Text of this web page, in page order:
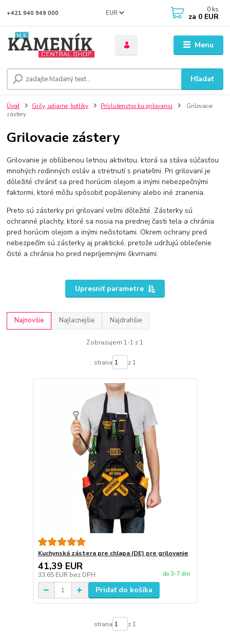
Menu
EUR
Hľadať
+421 940 949 000 0 ks
za 0 EUR
Úvod Grily, udiarne, kotlíky Príslušenstvo ku grilovaniu
Grilovacie
zástery
Grilovacie zástery
Grilovanie je obľúbenou letnou aktivitou, ktorá sa stáva súčasťou
mnohých rodinných osláv a stretnutí s priateľmi. Pri grilovaní je
dôležité chrániť sa pred horúcim olejom a inými nebezpečnými
faktormi, ktoré môžu spôsobiť popáleniny alebo iné zranenia.
Preto sú zásterky pri grilovaní veľmi dôležité. Zásterky sú
ochranné plachty, ktoré sa nosia na prednej časti tela a chránia
pred horúcim olejom a inými nečistotami. Okrem ochrany pred
nebezpečím sú zásterky aj praktické, pretože udržujú oblečenie
čisté a chránia ho pred nepríjemnými škvrnami.
Upresniť parametre
Najnovšie Najlacnejšie Najdrahšie
Zobrazujem 1-1 z 1
strana z 1
Kuchynská zástera pre chlapa (DE) pre grilovanie
41,39 EUR
33,65 EUR bez DPH do 3-7 dní
Pridať do košíka
strana z 1